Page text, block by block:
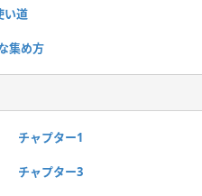
い道
集め方
チャプター1
チャプター3